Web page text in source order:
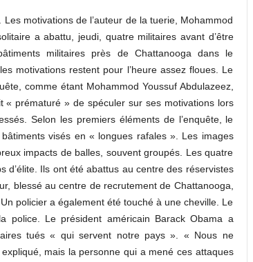
motivations de l’auteur de la tuerie, Mohammod
a abattu, jeudi, quatre militaires avant d’être
militaires près de Chattanooga dans le
motivations restent pour l’heure assez floues. Le
comme étant Mohammod Youssuf Abdulazeez,
« prématuré » de spéculer sur ses motivations lors
Selon les premiers éléments de l’enquête, le
visés en « longues rafales ». Les images
impacts de balles, souvent groupés. Les quatre
d’élite. Ils ont été abattus au centre des réservistes
blessé au centre de recrutement de Chattanooga,
policier a également été touché à une cheville. Le
police. Le président américain Barack Obama a
tués « qui servent notre pays ». « Nous ne
mais la personne qui a mené ces attaques